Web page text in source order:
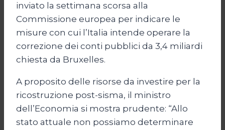
inviato la settimana scorsa alla
Commissione europea per indicare le
misure con cui l’Italia intende operare la
correzione dei conti pubblici da 3,4 miliardi
chiesta da Bruxelles.
A proposito delle risorse da investire per la
ricostruzione post-sisma, il ministro
dell’Economia si mostra prudente: “Allo
stato attuale non possiamo determinare